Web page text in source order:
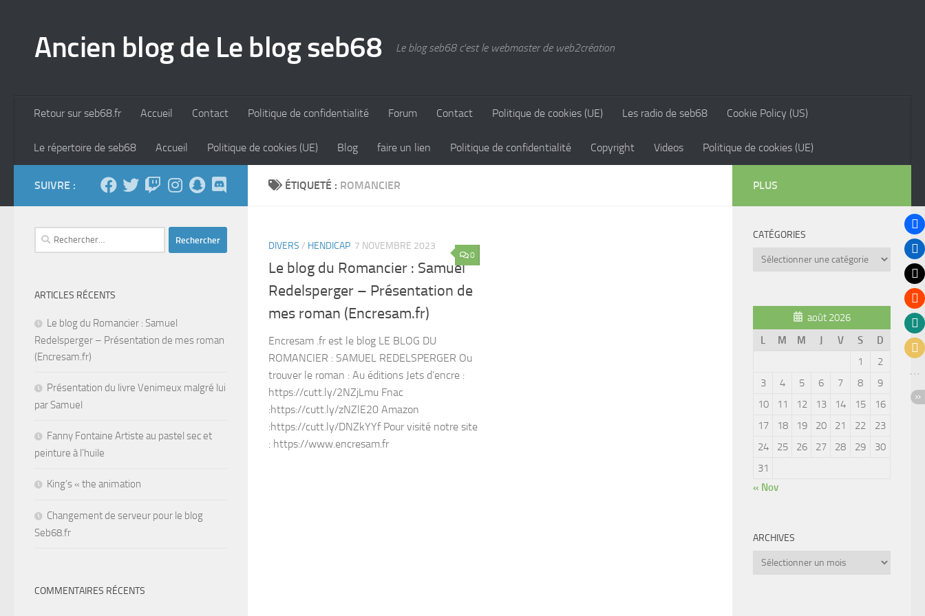
Ancien blog de Le blog seb68 Le blog seb68 c'est le webmaster de web2création
Retour sur seb68.fr Accueil Contact Politique de confidentialité Forum Contact Politique de cookies (UE) Les radio de seb68 Cookie Policy (US)
Le répertoire de seb68 Accueil Politique de cookies (UE) Blog faire un lien Politique de confidentialité Copyright Videos Politique de cookies (UE)
ÉTIQUETÉ : ROMANCIER
0
DIVERS / HENDICAP 7 NOVEMBRE 2023
Le blog du Romancier : Samuel
Redelsperger – Présentation de
mes roman (Encresam.fr)
Encresam .fr est le blog LE BLOG DU
ROMANCIER : SAMUEL REDELSPERGER Ou
trouver le roman : Au éditions Jets d’encre :
https://cutt.ly/2NZjLmu Fnac
:https://cutt.ly/zNZlE20 Amazon
:https://cutt.ly/DNZkYYf Pour visité notre site
: https://www.encresam.fr
SUIVRE :
Rechercher :
ARTICLES RÉCENTS
Le blog du Romancier : Samuel
Redelsperger – Présentation de mes roman
(Encresam.fr)
Présentation du livre Venimeux malgré lui
par Samuel
Fanny Fontaine Artiste au pastel sec et
peinture à l’huile
King’s « the animation
Changement de serveur pour le blog
Seb68.fr
COMMENTAIRES RÉCENTS
PLUS
CATÉGORIES
Catégories
août 2026
L
M M J V S
D
1
2
3
4 5 6 7 8
9
10
11 12 13 14 15
16
17
18 19 20 21 22
23
24
25 26 27 28 29
30
31
« Nov
ARCHIVES
Archives